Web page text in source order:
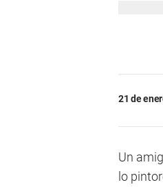
21 de
Un
lo